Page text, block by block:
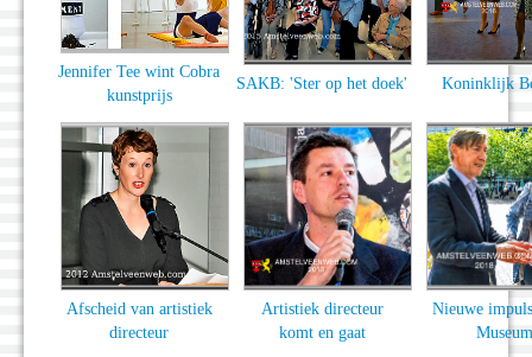
Jennifer Tee wint Cobra
kunstprijs
SAKB: 'Ster op het doek' Koninklijk
Afscheid van artistiek
directeur
Artistiek directeur
komt en gaat
Nieuwe
Museum